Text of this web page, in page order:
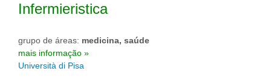
Infermieristica
grupo de áreas: medicina, saúde
mais informação »
Università di Pisa